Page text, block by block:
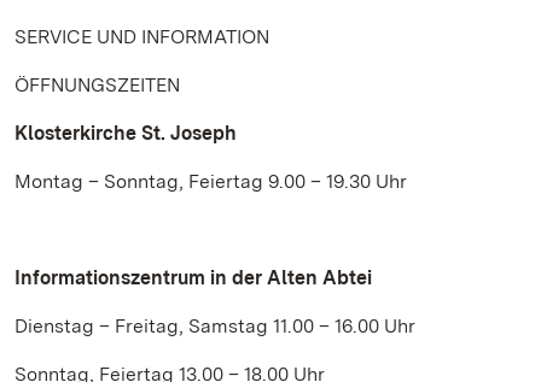
SERVICE UND INFORMATION
ÖFFNUNGSZEITEN
Klosterkirche St. Joseph
Montag – Sonntag, Feiertag 9.00 – 19.30 Uhr
Informationszentrum in der Alten Abtei
Dienstag – Freitag, Samstag 11.00 – 16.00 Uhr
Sonntag, Feiertag 13.00 – 18.00 Uhr